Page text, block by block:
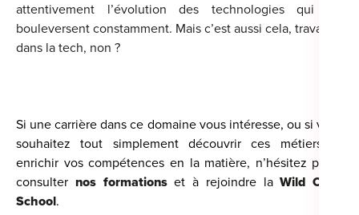
attentivement l’évolution des technologies qui les
bouleversent constamment. Mais c’est aussi cela, travailler
dans la tech, non ?
Si une carrière dans ce domaine vous intéresse, ou si vous
souhaitez tout simplement découvrir ces métiers et
enrichir vos compétences en la matière, n’hésitez pas à
consulter nos formationset à rejoindre laWild Code
School.